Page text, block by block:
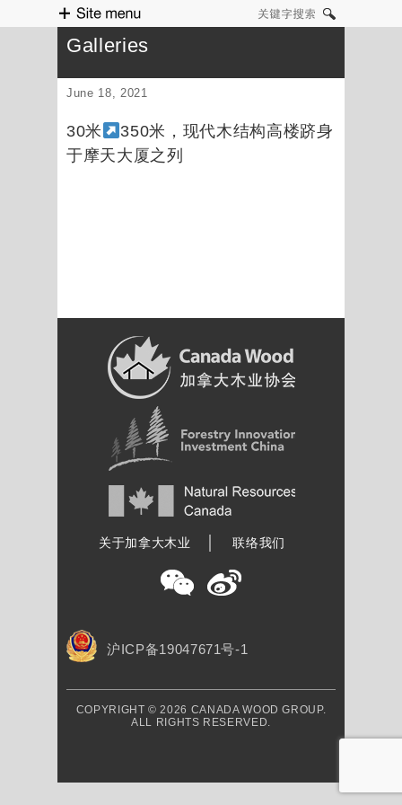
Galleries
June 18, 2021
30米
350米，现代木结构高楼跻身
于摩天大厦之列
关于加拿大木业 联络我们
沪ICP备19047671号-1
COPYRIGHT © 2026 CANADA WOOD GROUP.
ALL RIGHTS RESERVED.